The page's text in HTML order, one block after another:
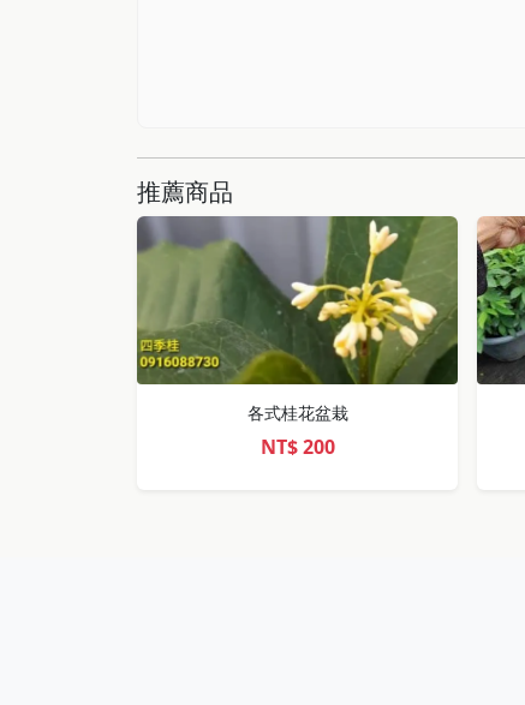
推薦商品
各式桂花盆栽
NT$200